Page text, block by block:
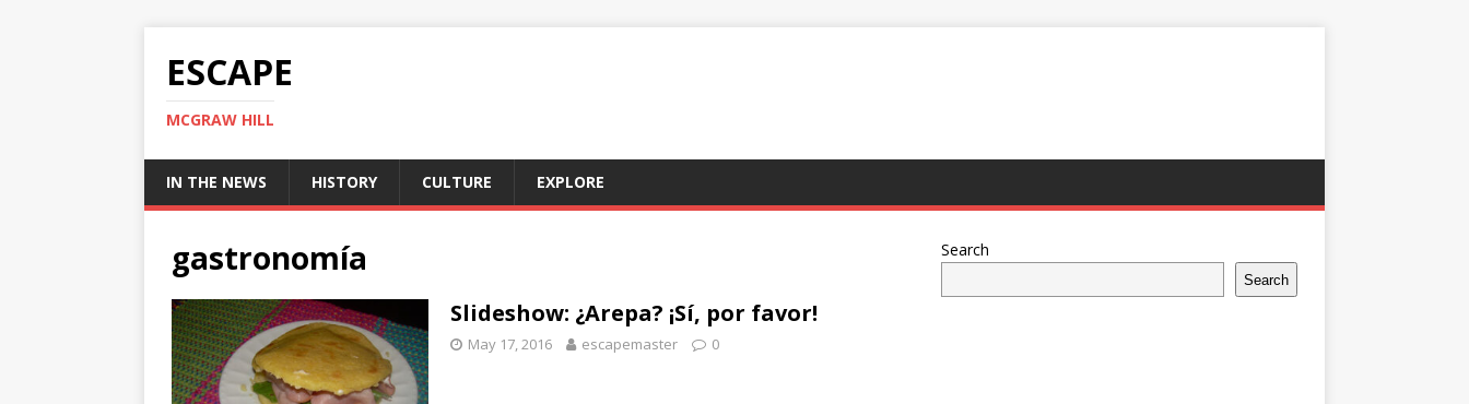
ESCAPE
MCGRAW HILL
IN THE NEWS HISTORY CULTURE EXPLORE
gastronomía
Slideshow: ¿Arepa? ¡Sí, por favor!
May 17, 2016 escapemaster 0
Search
Search